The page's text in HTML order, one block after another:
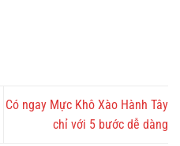
Có ngay Mực Khô Xào Hành Tây
chỉ với 5 bước dễ dàng